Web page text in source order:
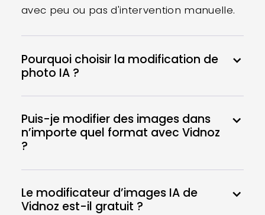
avec peu ou pas d'intervention manuelle.
Pourquoi choisir la modification de
photo IA ?
Puis-je modifier des images dans
n’importe quel format avec Vidnoz
?
Le modificateur d’images IA de
Vidnoz est-il gratuit ?